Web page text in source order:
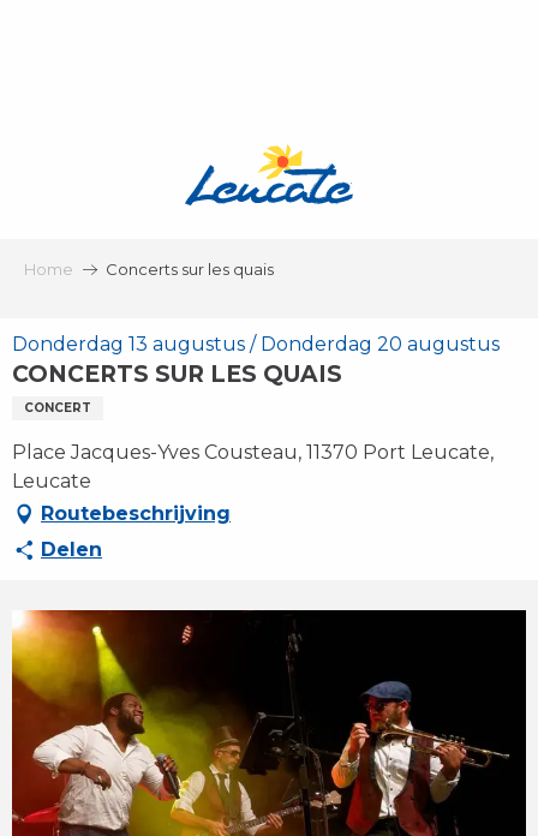
Home Concerts sur les quais
Donderdag 13 augustus / Donderdag 20 augustus
CONCERTS SUR LES QUAIS
CONCERT
Place Jacques-Yves Cousteau, 11370 Port Leucate,
Leucate
Routebeschrijving
Delen